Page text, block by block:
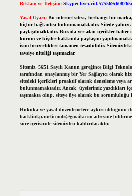
Reklam ve İletişim: Skype:
Yasal Uyarı: Bu internet sitesi, herhangi bir
hiçbir bağlantısı bulunmamaktadır. Sitede
paylaşılmaktadır. Burada yer alan içerikler haber
kurum ve kişiler hakkında paylaşım
isim benzerlikleri tamamen tesadüfidir.
tavsiye niteliği taşımazlar.
Sitemiz, 5651 Sayılı Kanun gereğince Bilgi
tarafından onaylanmış bir Yer Sağlayıcı olarak
sitedeki içerikleri proaktif olarak denetleme veya
bulunmamaktadır. Ancak, üyelerimiz yazdıkları
taşımakta olup, siteye üye olarak bu sorumluluğu
Hukuka ve yasal düzenlemelere aykırı olduğunu
backlinkpanelicomtr@gmail.comadresine
süre içerisinde sitemizden kaldırılacaktır.